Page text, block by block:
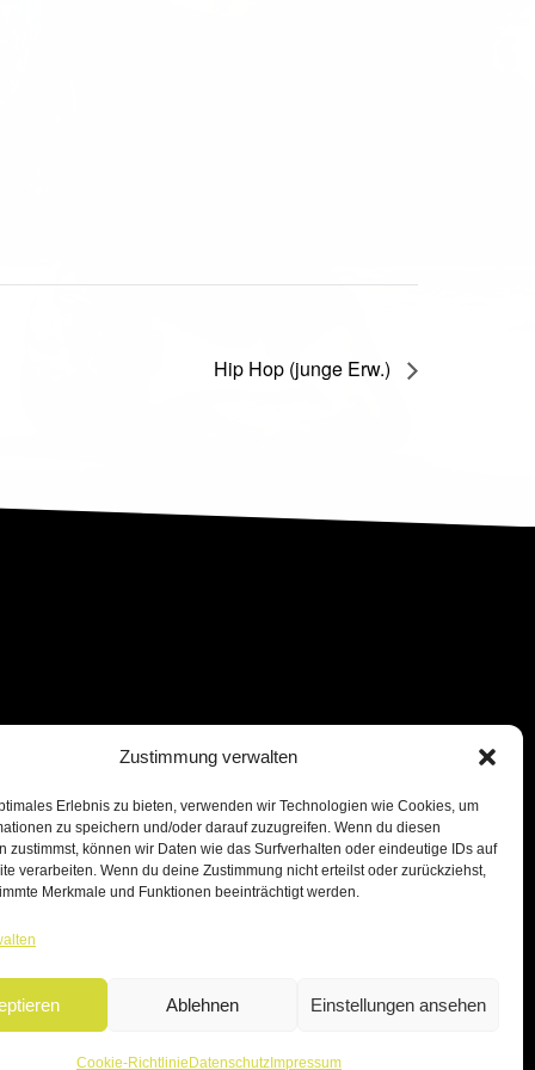
Zustimmung verwalten
Erlebnis zu bieten, verwenden wir Technologien wie Cookies, um
zu speichern und/oder darauf zuzugreifen. Wenn du diesen
zustimmst, können wir Daten wie das Surfverhalten oder eindeutige IDs auf
verarbeiten. Wenn du deine Zustimmung nicht erteilst oder zurückziehst,
Merkmale und Funktionen beeinträchtigt werden.
Ablehnen Einstellungen ansehen
Cookie-Richtlinie DatenschutzImpressum
Hip Hop (junge Erw.)